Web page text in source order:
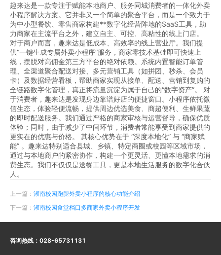
趣来达是一款专注于赋能本地商户、服务同城消费者的一体化外卖
小程序解决方案。它并非又一个简单的聚合平台，而是一个致力于
为中小型餐饮、零售商家构建**数字化经营阵地的SaaS工具，助
力商家在主流平台之外，建立自主、可控、高粘性的线上门店。
对于商户而言，趣来达是低成本、高效率的线上营业厅。我们提
供“一键生成专属外卖小程序”服务，商家零技术基础即可快速上
线，摆脱对高佣金第三方平台的绝对依赖。系统内置智能订单管
理、全渠道聚合配送对接、多元营销工具（如拼团、秒杀、会员
卡）及数据经营看板，帮助商家实现从接单、配送、营销到复购的
全链路数字化管理，真正将流量沉淀为属于自己的“数字资产”。 对
于消费者，趣来达是发现身边靠谱好店的便捷窗口。小程序依托微
信生态，体验轻便流畅，提供周边优选美食、商超便利、生鲜果蔬
的即时配送服务。我们通过严格的商家审核与运营督导，确保优质
体验；同时，由于减少了中间环节，消费者常能享受到商家提供的
更实在的优惠与价格。 其核心优势在于 “深度本地化” 与 “商家赋
能” 。趣来达特别适合县城、乡镇、特定商圈或校园等区域市场，
通过与本地商户的紧密协作，构建一个更灵活、更懂本地需求的消
费生态。我们不仅仅是送餐工具，更是本地生活服务的数字化合伙
人。
上一篇： 湖南校园跑腿外卖小程序的核心功能介绍
下一篇： 湖南校园食堂档口多商家外卖小程序开发
咨询热线： 028-65731131